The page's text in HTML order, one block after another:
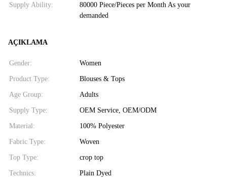
Supply Ability:
80000 Piece/Pieces per Month As your
demanded
AÇIKLAMA
Gender: Women
Product Type: Blouses & Tops
Age Group: Adults
Supply Type: OEM Service, OEM/ODM
Material: 100% Polyester
Fabric Type: Woven
Top Type: crop top
Technics: Plain Dyed